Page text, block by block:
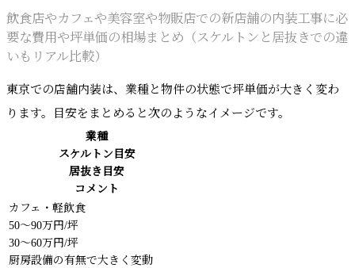
飲食店やカフェや美容室や物販店での新店舗の内装工事に必
要な費用や坪単価の相場まとめ（スケルトンと居抜きでの違
いもリアル比較）
東京での店舗内装は、業種と物件の状態で坪単価が大きく変わ
ります。目安をまとめると次のようなイメージです。
業種
スケルトン目安
居抜き目安
コメント
カフェ・軽飲食
50〜90万円/坪
30〜60万円/坪
厨房設備の有無で大きく変動